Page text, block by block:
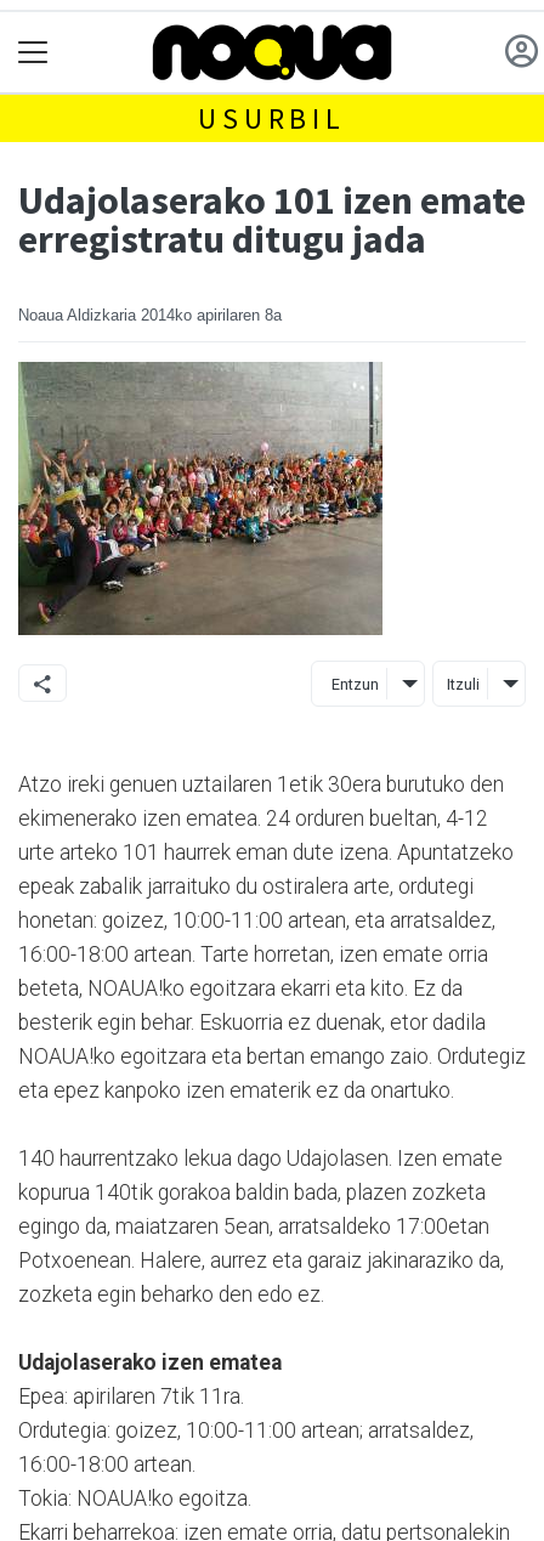
USURBIL
Udajolaserako 101 izen emate
erregistratu ditugu jada
Noaua Aldizkaria 2014ko apirilaren 8a
Entzun Itzuli
Atzo ireki genuen uztailaren 1etik 30era burutuko den
ekimenerako izen ematea. 24 orduren bueltan, 4-12
urte arteko 101 haurrek eman dute izena. Apuntatzeko
epeak zabalik jarraituko du ostiralera arte, ordutegi
honetan: goizez, 10:00-11:00 artean, eta arratsaldez,
16:00-18:00 artean. Tarte horretan, izen emate orria
beteta, NOAUA!ko egoitzara ekarri eta kito. Ez da
besterik egin behar. Eskuorria ez duenak, etor dadila
NOAUA!ko egoitzara eta bertan emango zaio. Ordutegiz
eta epez kanpoko izen ematerik ez da onartuko.
140 haurrentzako lekua dago Udajolasen. Izen emate
kopurua 140tik gorakoa baldin bada, plazen zozketa
egingo da, maiatzaren 5ean, arratsaldeko 17:00etan
Potxoenean. Halere, aurrez eta garaiz jakinaraziko da,
zozketa egin beharko den edo ez.
Udajolaserako izen ematea
Epea: apirilaren 7tik 11ra.
Ordutegia: goizez, 10:00-11:00 artean; arratsaldez,
16:00-18:00 artean.
Tokia: NOAUA!ko egoitza.
Ekarri beharrekoa: izen emate orria, datu pertsonalekin